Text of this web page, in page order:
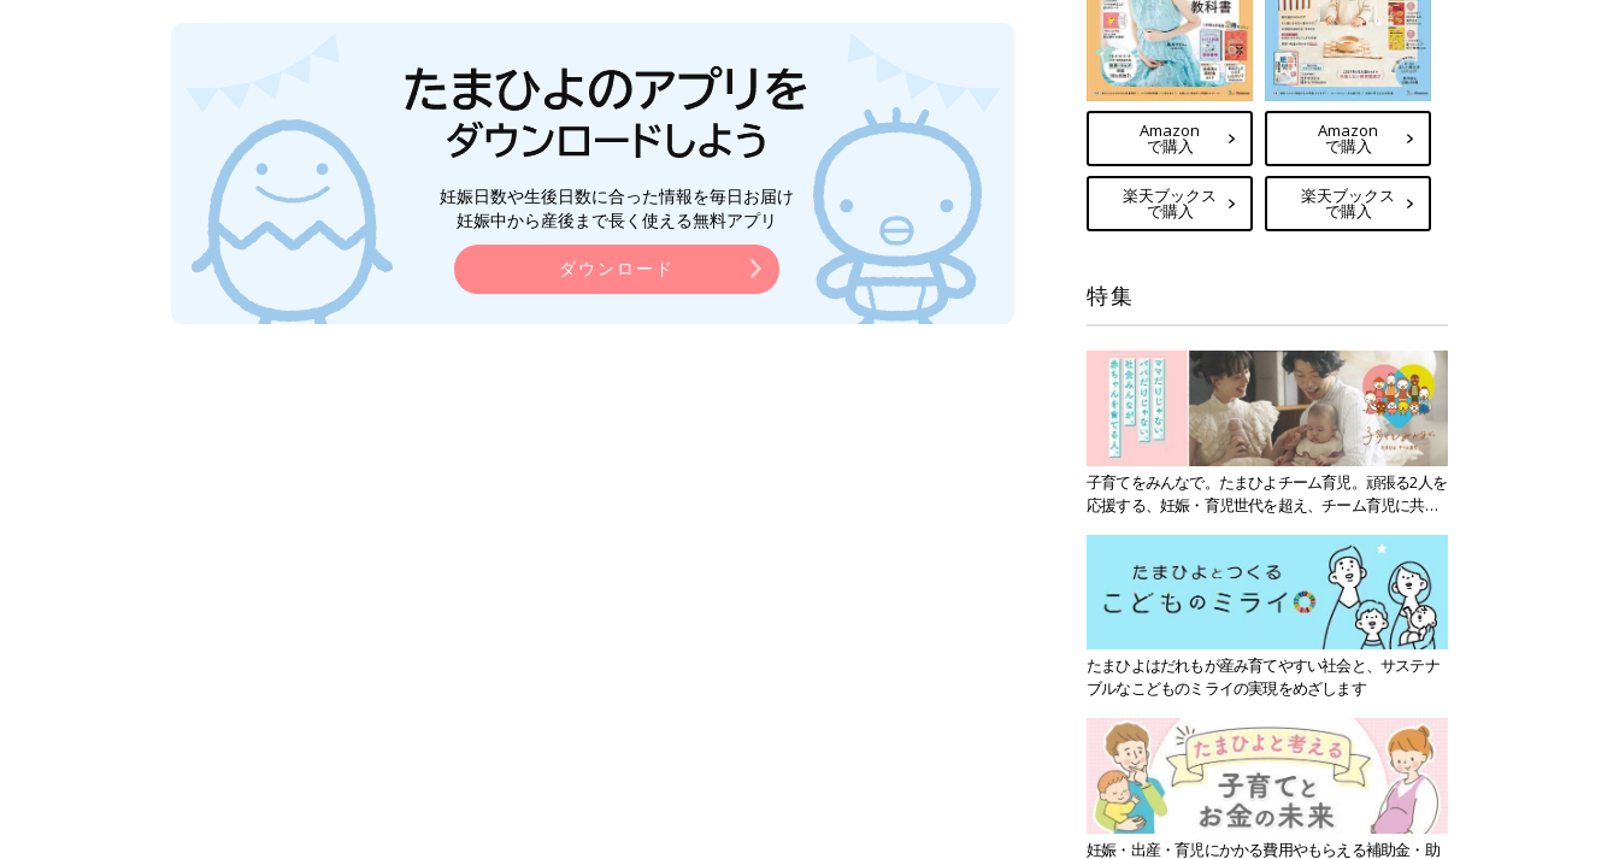
妊娠日数や生後日数に合った情報を毎日お届け
妊娠中から産後まで長く使える無料アプリ
ダウンロード
Amazon
で購入
楽天ブックス
で購入
Amazon
で購入
楽天ブックス
で購入
特集
子育てをみんなで。たまひよチーム育児。頑張る2人を
応援する、妊娠・育児世代を超え、チーム育児に共感
たまひよはだれもが産み育てやすい社会と、サステナ
ブルなこどものミライの実現をめざします
妊娠・出産・育児にかかる費用やもらえる補助金・助